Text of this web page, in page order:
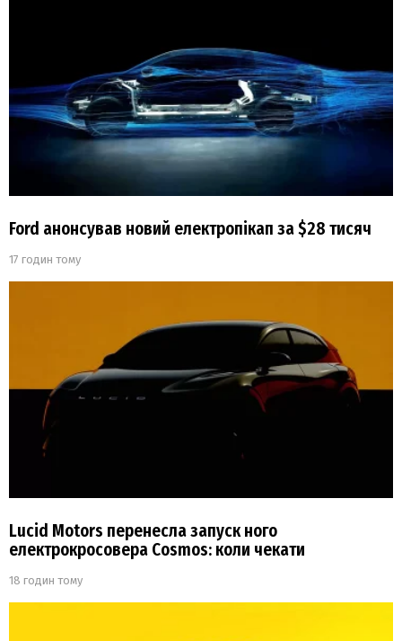
Ford анонсував новий електропікап за $28 тисяч
17 годин тому
Lucid Motors перенесла запуск ного
електрокросовера Cosmos: коли чекати
18 годин тому